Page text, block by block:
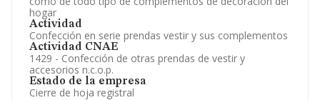
hogar
Actividad
Confección en serie prendas vestir y sus complementos
Actividad CNAE
1429 - Confección de otras prendas de vestir y
accesorios n.c.o.p.
Estado de la empresa
Cierre de hoja registral